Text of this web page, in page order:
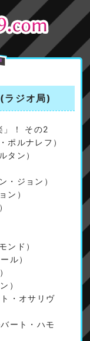
ラジオ局)
」！ その2
ポルナレフ）
タン）
・ジョン）
ン）
ンド）
ル）
）
・オサリヴ
ート・ハモ